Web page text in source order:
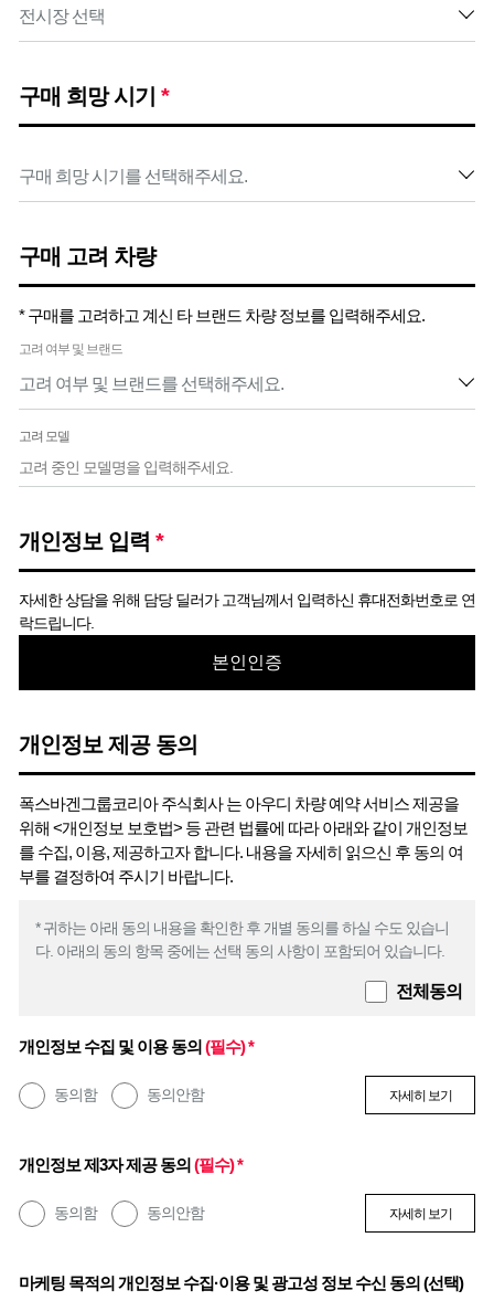
구매 희망 시기 *
구매 고려 차량
* 구매를 고려하고 계신 타 브랜드 차량 정보를 입력해주세요.
고려 여부 및 브랜드
고려 모델
개인정보 입력 *
자세한 상담을 위해 담당 딜러가 고객님께서 입력하신 휴대전화번호로 연
락드립니다.
본인인증
개인정보 제공 동의
폭스바겐그룹코리아 주식회사 는 아우디 차량 예약 서비스 제공을
위해 <개인정보 보호법> 등 관련 법률에 따라 아래와 같이 개인정보
를 수집, 이용, 제공하고자 합니다. 내용을 자세히 읽으신 후 동의 여
부를 결정하여 주시기 바랍니다.
* 귀하는 아래 동의 내용을 확인한 후 개별 동의를 하실 수도 있습니
다. 아래의 동의 항목 중에는 선택 동의 사항이 포함되어 있습니다.
전체동의
개인정보 수집 및 이용 동의 (필수) *
동의함 동의안함 자세히 보기
개인정보 제3자 제공 동의 (필수) *
동의함 동의안함 자세히 보기
마케팅 목적의 개인정보 수집·이용 및 광고성 정보 수신 동의 (선택)